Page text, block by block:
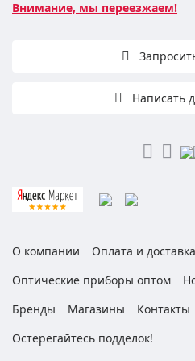
Внимание, мы переезжаем!
Написать
О компании
Оплата и доставка
Оптические приборы оптом
Бренды
Магазины Контакты
Остерегайтесь подделок!